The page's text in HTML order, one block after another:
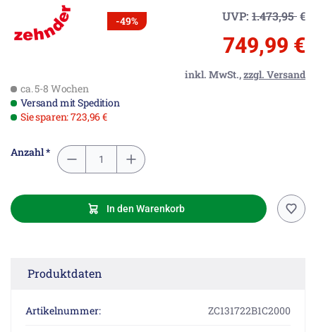
-49% UVP: 1.473,95€
749,99 €
inkl. MwSt.,zzgl. Versand
ca. 5-8 Wochen
Versand mit Spedition
Sie sparen: 723,96 €
Anzahl *
In den Warenkorb
Produktdaten
Artikelnummer: ZC131722B1C2000